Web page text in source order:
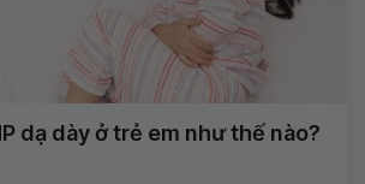
dạ dày ở trẻ em như thế nào?